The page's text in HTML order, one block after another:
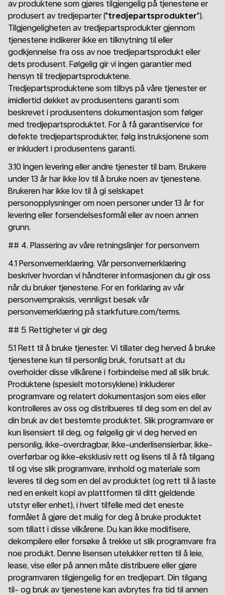
av produktene som gjøres tilgjengelig på tjenestene er
produsert av tredjeparter ("tredjepartsprodukter").
Tilgjengeligheten av tredjepartsprodukter gjennom
tjenestene indikerer ikke en tilknytning til eller
godkjennelse fra oss av noe tredjepartsprodukt eller
dets produsent. Følgelig gir vi ingen garantier med
hensyn til tredjepartsproduktene.
Tredjepartsproduktene som tilbys på våre tjenester er
imidlertid dekket av produsentens garanti som
beskrevet i produsentens dokumentasjon som følger
med tredjepartsproduktet. For å få garantiservice for
defekte tredjepartsprodukter, følg instruksjonene som
er inkludert i produsentens garanti.
3.10 Ingen levering eller andre tjenester til barn. Brukere
under 13 år har ikke lov til å bruke noen av tjenestene.
Brukeren har ikke lov til å gi selskapet
personopplysninger om noen personer under 13 år for
levering eller forsendelsesformål eller av noen annen
grunn.
## 4. Plassering av våre retningslinjer for personvern
4.1 Personvernerklæring. Vår personvernerklæring
beskriver hvordan vi håndterer informasjonen du gir oss
når du bruker tjenestene. For en forklaring av vår
personvernpraksis, vennligst besøk vår
personvernerklæring på starkfuture.com/terms.
## 5. Rettigheter vi gir deg
5.1 Rett til å bruke tjenester. Vi tillater deg herved å bruke
tjenestene kun til personlig bruk, forutsatt at du
overholder disse vilkårene i forbindelse med all slik bruk.
Produktene (spesielt motorsyklene) inkluderer
programvare og relatert dokumentasjon som eies eller
kontrolleres av oss og distribueres til deg som en del av
din bruk av det bestemte produktet. Slik programvare er
kun lisensiert til deg, og følgelig gir vi deg herved en
personlig, ikke-overdragbar, ikke-underlisensierbar, ikke-
overførbar og ikke-eksklusiv rett og lisens til å få tilgang
til og vise slik programvare, innhold og materiale som
leveres til deg som en del av produktet (og rett til å laste
ned en enkelt kopi av plattformen til ditt gjeldende
utstyr eller enhet), i hvert tilfelle med det eneste
formålet å gjøre det mulig for deg å bruke produktet
som tillatt i disse vilkårene. Du kan ikke modifisere,
dekompilere eller forsøke å trekke ut slik programvare fra
noe produkt. Denne lisensen utelukker retten til å leie,
lease, vise eller på annen måte distribuere eller gjøre
programvaren tilgjengelig for en tredjepart. Din tilgang
til- og bruk av tjenestene kan avbrytes fra tid til annen